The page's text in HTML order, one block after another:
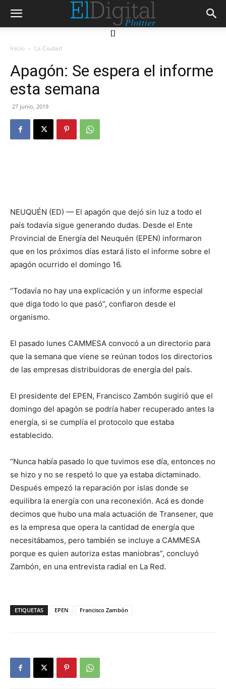
[]
Inicio La Ciudad
Apagón: Se espera el informe
esta semana
27 junio, 2019
NEUQUÉN (ED) — El apagón que dejó sin luz a todo el
país todavía sigue generando dudas. Desde el Ente
Provincial de Energía del Neuquén (EPEN) informaron
que en los próximos días estará listo el informe sobre el
apagón ocurrido el domingo 16.
“Todavía no hay una explicación y un informe especial
que diga todo lo que pasó”, confiaron desde el
organismo.
El pasado lunes CAMMESA convocó a un directorio para
que la semana que viene se reúnan todos los directorios
de las empresas distribuidoras de energía del país.
El presidente del EPEN, Francisco Zambón sugirió que el
domingo del apagón se podría haber recuperado antes la
energía, si se cumplía el protocolo que estaba
establecido.
“Nunca había pasado lo que tuvimos ese día, entonces no
se hizo y no se respetó lo que ya estaba dictaminado.
Después empezó la reparación por islas donde se
equilibra la energía con una reconexión. Acá es donde
decimos que hubo una mala actuación de Transener, que
es la empresa que opera la cantidad de energía que
necesitábamos, pero también se incluye a CAMMESA
porque es quien autoriza estas maniobras”, concluyó
Zambón, en una entrevista radial en La Red.
ETIQUETAS EPEN Francisco Zambón